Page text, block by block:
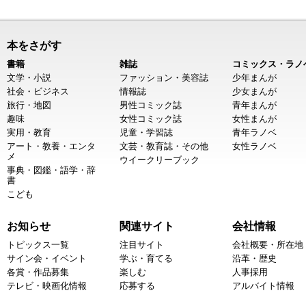
本をさがす
書籍
文学・小説
社会・ビジネス
旅行・地図
趣味
実用・教育
アート・教養・エンタ
メ
事典・図鑑・語学・辞
書
こども
雑誌
ファッション・美容誌
情報誌
男性コミック誌
女性コミック誌
児童・学習誌
文芸・教育誌・その他
ウイークリーブック
コミックス・ラノ
少年まんが
少女まんが
青年まんが
女性まんが
青年ラノベ
女性ラノベ
お知らせ
トピックス一覧
サイン会・イベント
各賞・作品募集
テレビ・映画化情報
関連サイト
注目サイト
学ぶ・育てる
楽しむ
応募する
会社情報
会社概要・所在地
沿革・歴史
人事採用
アルバイト情報